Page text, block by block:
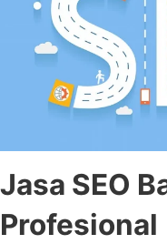
Jasa SEO
Profesional